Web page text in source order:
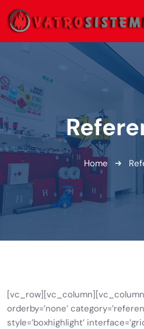
Home
orderby=’none’
style=’boxhighlight’